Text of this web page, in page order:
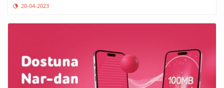
20-04-2023